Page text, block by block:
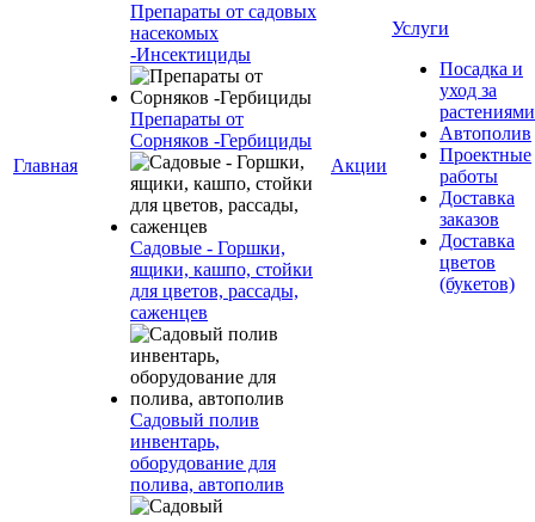
Главная
Препараты от садовых
насекомых
-Инсектициды
Препараты от
Сорняков -Гербициды
Садовые - Горшки,
ящики, кашпо, стойки
для цветов, рассады,
саженцев
Садовый полив
инвентарь,
оборудование для
полива, автополив
Акции
Услуги
Посадка и
уход за
растениями
Автополив
Проектные
работы
Доставка
заказов
Доставка
цветов
(букетов)